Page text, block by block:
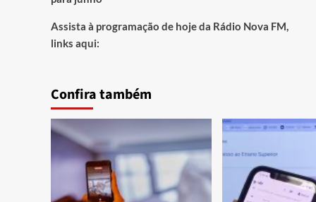
Assista à programação de hoje da Rádio Nova FM,
links aqui:
Confira também